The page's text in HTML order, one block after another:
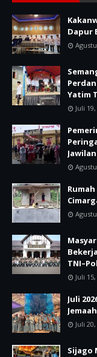
Dapur
Yatim
Juli
Juli
Juli
Juli
Sijago